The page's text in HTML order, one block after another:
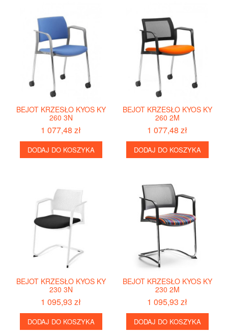
BEJOT KRZESŁO KYOS KY
260 3N
1 077,48 zł
DODAJ DO KOSZYKA
BEJOT KRZESŁO KYOS KY
260 2M
1 077,48 zł
DODAJ DO KOSZYKA
BEJOT KRZESŁO KYOS KY
230 3N
1 095,93 zł
DODAJ DO KOSZYKA
BEJOT KRZESŁO KYOS KY
230 2M
1 095,93 zł
DODAJ DO KOSZYKA